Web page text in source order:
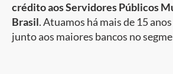
crédito aos Servidores Públicos
Brasil. Atuamos há mais de 15
junto aos maiores bancos no